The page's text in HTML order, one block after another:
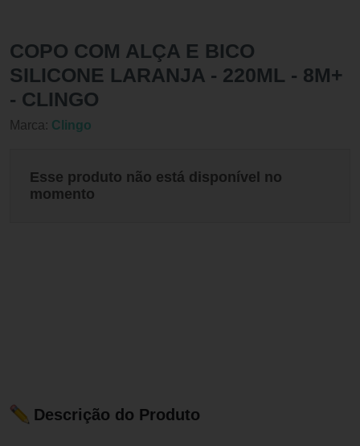
COPO COM ALÇA E BICO
SILICONE LARANJA - 220ML - 8M+
- CLINGO
Marca: Clingo
Esse produto não está disponível no
momento
Descrição do Produto